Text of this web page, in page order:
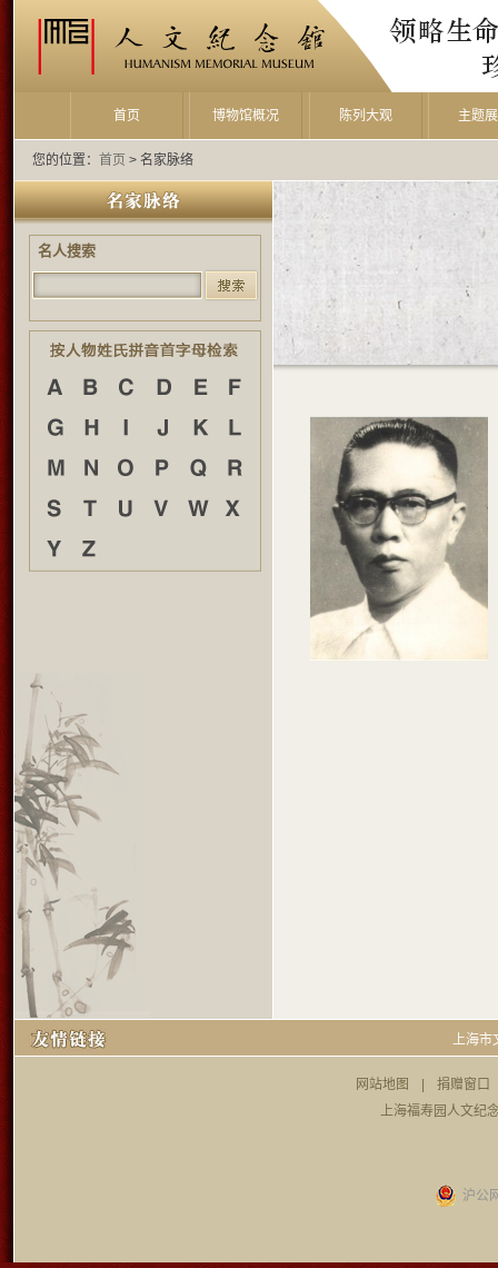
首页 博物馆概况 陈列大观 主题
您的位置： 首页 > 名家脉络
名人搜索
上海市
网站地图
捐赠窗口
上海福寿园人文纪
沪公